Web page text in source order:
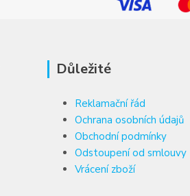
Důležité
Reklamační řád
Ochrana osobních údajů
Obchodní podmínky
Odstoupení od smlouvy
Vrácení zboží